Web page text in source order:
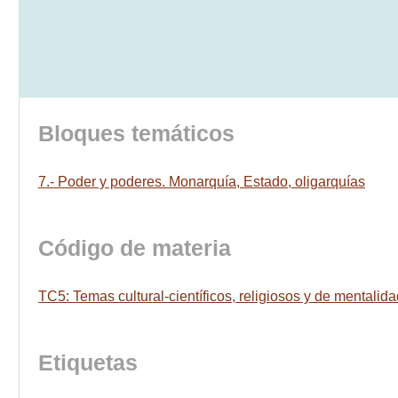
Bloques temáticos
7.- Poder y poderes. Monarquía, Estado, oligarquías
Código de materia
TC5: Temas cultural-científicos, religiosos y de
Etiquetas